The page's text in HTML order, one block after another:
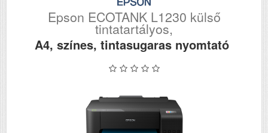
Epson ECOTANK L1230 külső
tintatartályos,
A4, színes, tintasugaras nyomtató